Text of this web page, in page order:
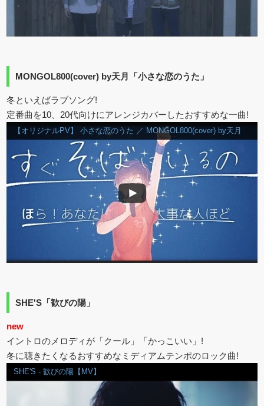
MONGOL800(cover) by天月「小さな恋のうた」
冬といえばラブソング!
定番曲を10、20代向けにアレンジカバーしたおすすめな一曲!
【オリジナルPV】 小さな恋のうた ／ MONGOL800(cover) by天月
SHE'S「歓びの陽」
new
イントロのメロディが「クール」「かっこいい」!
冬に聴きたくなるおすすめなミディアムテンポのロック曲!
SHE'S - 歓びの陽【MV】